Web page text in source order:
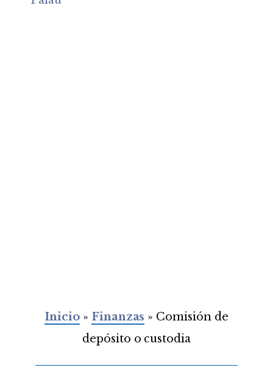
Inicio» Finanzas » Comisión de
depósito o custodia